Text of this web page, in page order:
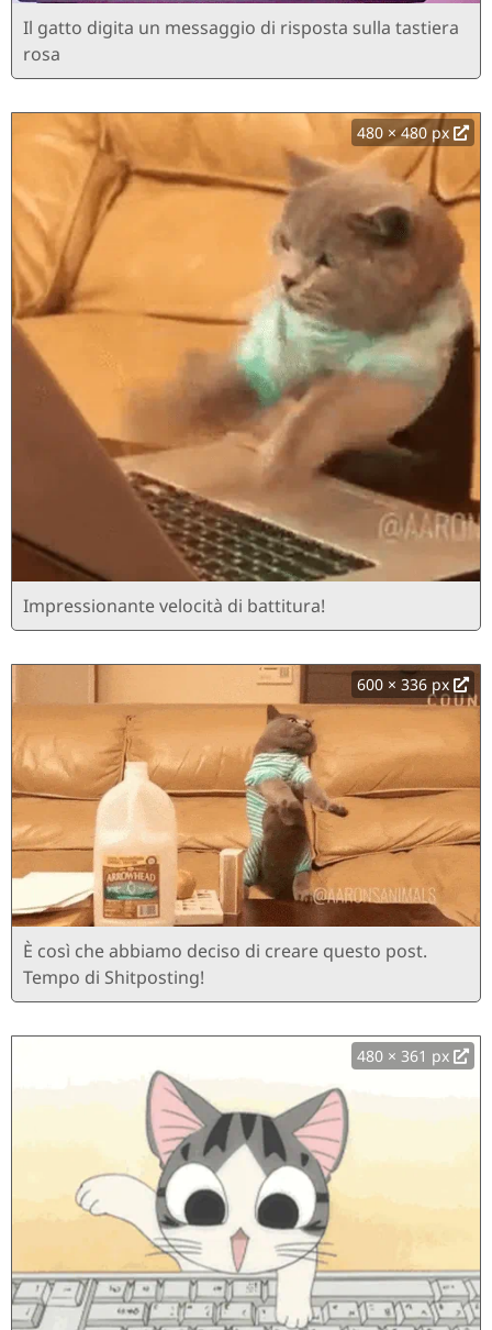
Il gatto digita un messaggio di risposta sulla tastiera
rosa
480 × 480 px
Impressionante velocità di battitura!
600 × 336 px
È così che abbiamo deciso di creare questo post.
Tempo di Shitposting!
480 × 361 px